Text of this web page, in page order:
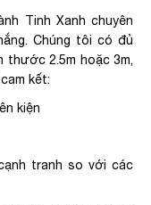
Tinh Xanh chuyên
Chúng tôi có đủ
thước 2.5m hoặc 3m,
kết:
kiện
tranh so với các